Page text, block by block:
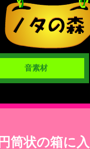
音素材
円筒状の箱に